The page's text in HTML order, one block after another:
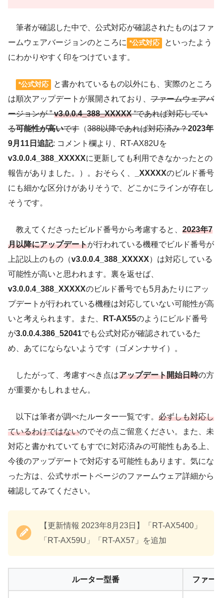
筆者が確認した中で、公式対応が確認されたものはファ
ームウェアバージョンのところに *公式対応
といったよう
にわかりやすく印をつけています。
*公式対応
と書かれているもの以外にも、実際のところ
は順次アップデートが展開されており、 ファームウェアバ
ージョンが ”v3.0.0.4_388_XXXXX“であれば対応してい
る可能性が高いです （388以降であれば対応済み？2023年
9月11日追記: コメント欄より、RT-AX82Uを
v3.0.0.4_388_XXXXXに更新しても利用できなかったとの
報告がありました。）。おそらく、
_XXXXXのビルド番号
にも細かな区分けがありそうで、どこかにラインが存在し
そうです。
教えてくださったビルド番号から考慮すると、 2023年7
月以降にアップデートが行われている機種でビルド番号が
上記以上のもの（v3.0.0.4_388_XXXXX）は対応している
可能性が高いと思われます。裏を返せば、
v3.0.0.4_388_XXXXXのビルド番号でも5月あたりにアッ
プデートが行われている機種は対応していない可能性が高
いと考えられます。また、
RT-AX55のようにビルド番号
が3.0.0.4.386_52041でも公式対応が確認されているた
め、あてにならないようです（ゴメンナサイ）。
したがって、考慮すべき点はアップデート開始日時の方
が重要かもしれません。
以下は筆者が調べたルーター一覧です。 必ずしも対応し
ているわけではないのでその点ご留意ください。また、未
対応と書かれていてもすでに対応済みの可能性もある上、
今後のアップデートで対応する可能性もあります。気にな
った方は、公式サポートページのファームウェア詳細から
確認してみてください。
【更新情報 2023年8月23日】「RT-AX5400」
「RT-AX59U」「RT-AX57」を追加
ルーター型番 ファー